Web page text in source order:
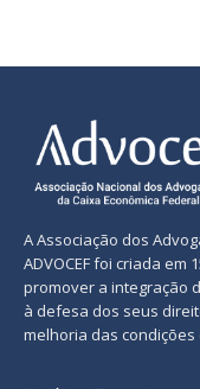
A Associação dos
ADVOCEF foi criada em
promover a integração
à defesa dos seus
melhoria das